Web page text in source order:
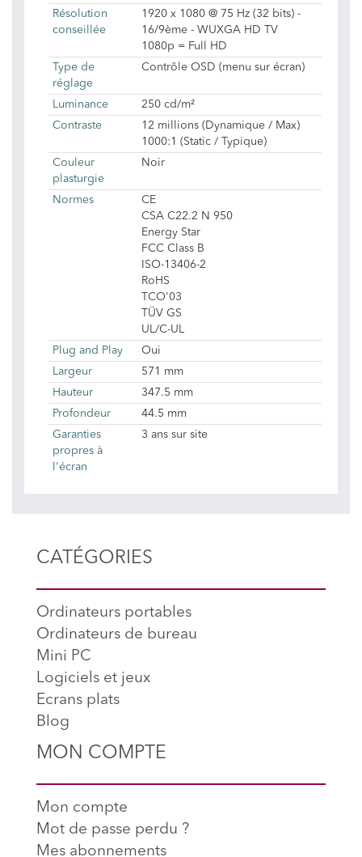
Résolution
conseillée
1920 x 1080 @ 75 Hz (32 bits) -
16/9ème - WUXGA HD TV
1080p = Full HD
Type de
réglage
Contrôle OSD (menu sur écran)
Luminance
250 cd/m²
Contraste
12 millions (Dynamique / Max)
1000:1 (Static / Typique)
Couleur
plasturgie
Noir
Normes
CE
CSA C22.2 N 950
Energy Star
FCC Class B
ISO-13406-2
RoHS
TCO'03
TÜV GS
UL/C-UL
Plug and Play
Oui
Largeur
571 mm
Hauteur
347.5 mm
Profondeur
44.5 mm
Garanties
propres à
l'écran
3 ans sur site
CATÉGORIES
Ordinateurs portables
Ordinateurs de bureau
Mini PC
Logiciels et jeux
Ecrans plats
Blog
MON COMPTE
Mon compte
Mot de passe perdu ?
Mes abonnements